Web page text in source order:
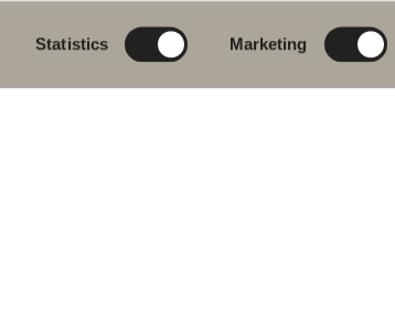
Statistics Marketing
Blueprint
Luo kylpyhuoneesi
Product
People